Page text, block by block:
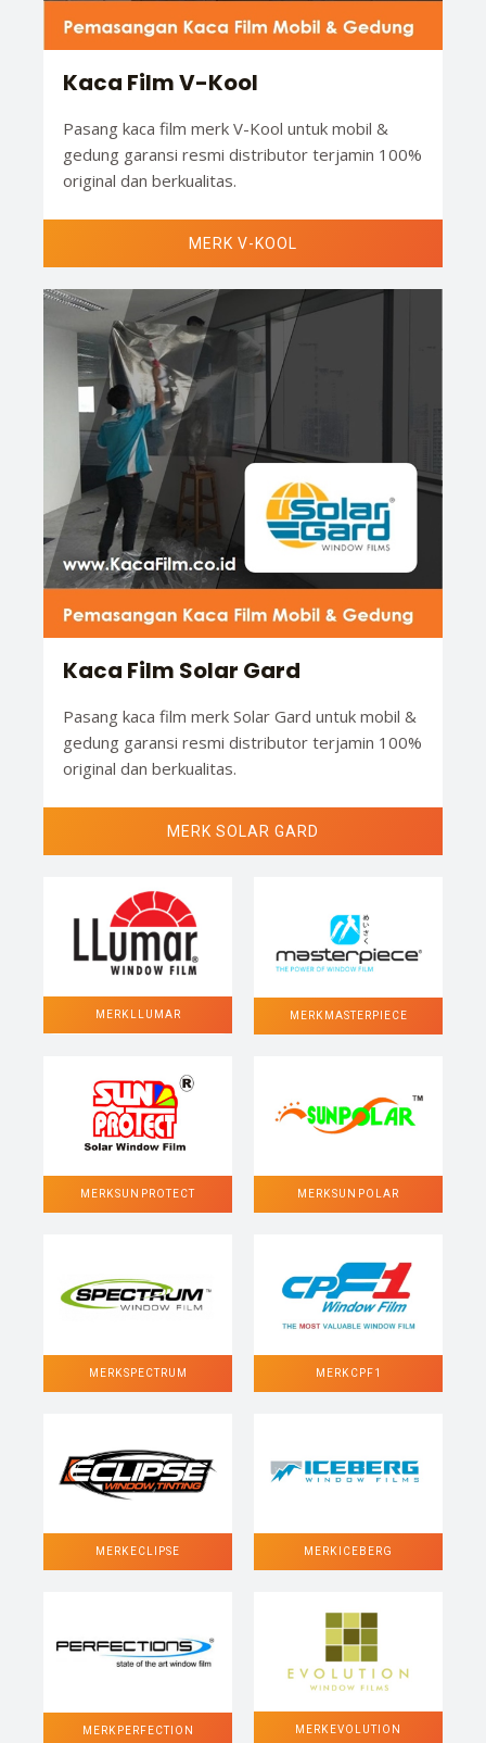
Kaca Film V-Kool
Pasang kaca film merk V-Kool untuk mobil &
gedung garansi resmi distributor terjamin 100%
original dan berkualitas.
MERK V-KOOL
Kaca Film Solar Gard
Pasang kaca film merk Solar Gard untuk mobil &
gedung garansi resmi distributor terjamin 100%
original dan berkualitas.
MERK SOLAR GARD
MERK LLUMAR MERK MASTERPIECE
MERK SUN PROTECT MERK SUN POLAR
MERK SPECTRUM MERK CPF1
MERK ECLIPSE MERK ICEBERG
MERK PERFECTION MERK EVOLUTION